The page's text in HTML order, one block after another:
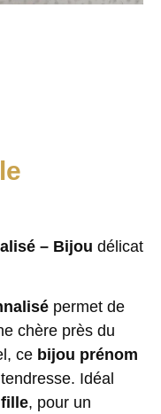
– Bijou délicat
permet de
chère près du
ce bijou prénom
Idéal
, pour un